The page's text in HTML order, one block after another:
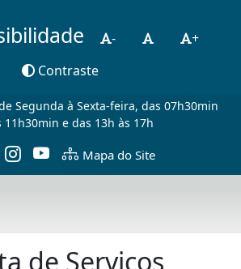
-
+
Contraste
Segunda à Sexta-feira, das 07h30min
11h30min e das 13h às 17h
Mapa do Site
de Serviços